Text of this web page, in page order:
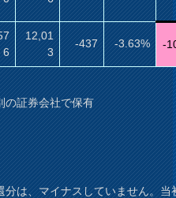
6
12,01
3
-437 -3.63% -
の証券会社で保有
は、マイナスしていません。当